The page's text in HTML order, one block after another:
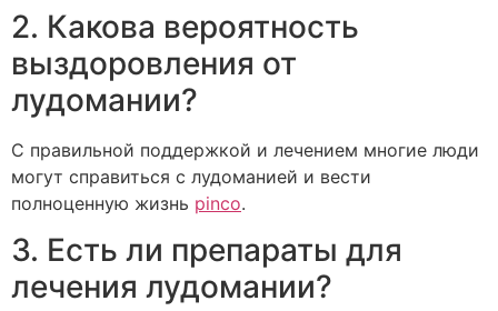
2. Какова вероятность
выздоровления от
лудомании?
С правильной поддержкой и лечением многие люди
могут справиться с лудоманией и вести
полноценную жизнь pinco.
3. Есть ли препараты для
лечения лудомании?